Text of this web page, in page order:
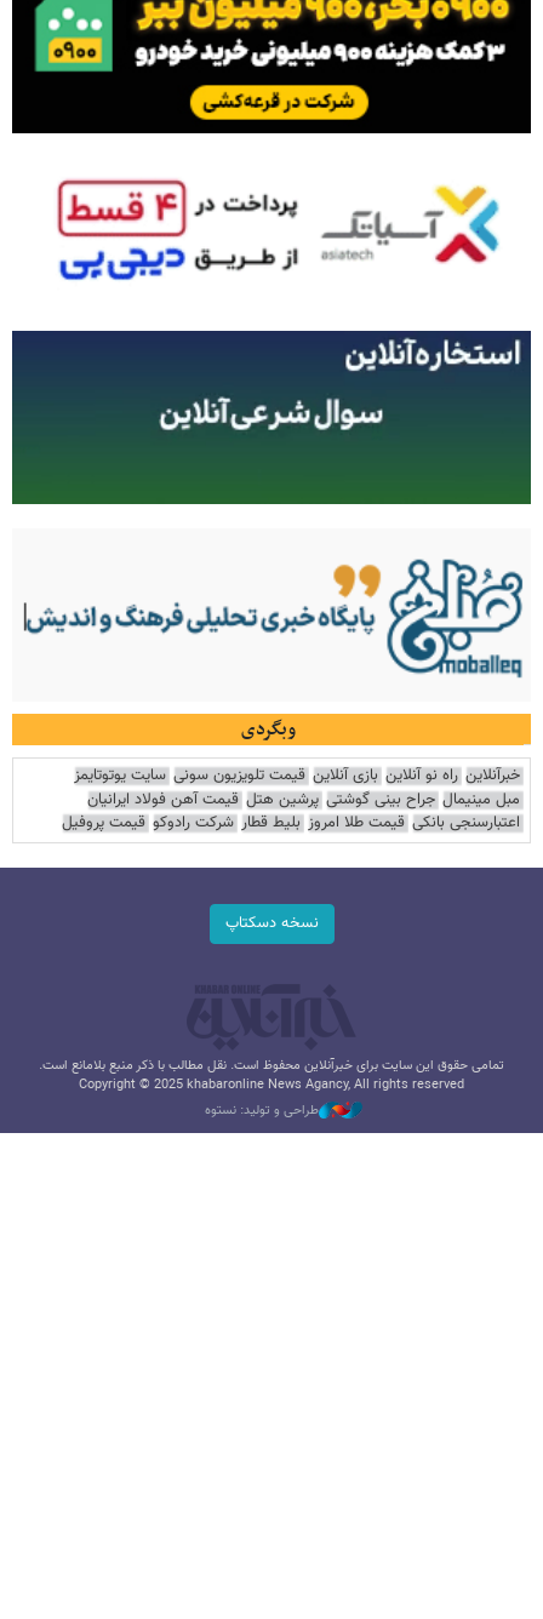
وبگردی
خبرآنلاین راه نو آنلاین بازی آنلاین قیمت تلویزیون سونی سایت یوتوتایمز
مبل مینیمال جراح بینی گوشتی پرشین هتل قیمت آهن فولاد ایرانیان
اعتبارسنجی بانکی قیمت طلا امروز بلیط قطار شرکت رادوکو قیمت پروفیل
نسخه دسکتاپ
تمامی حقوق این سایت برای خبرآنلاین محفوظ است. نقل مطالب با ذکر منبع بلامانع است.
Copyright © 2025 khabaronline News Agancy, All rights reserved
طراحی و تولید: نستوه